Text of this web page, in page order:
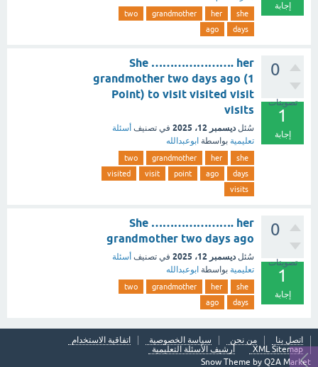
إجابة
she
her
grandmother
two
days
ago
0
تصويتات
1
إجابة
She …………………. her
grandmother two days ago (1
Point) to visit visited visit
visits
سُئل ديسمبر 12، 2025 في تصنيف أسئلة
تعليمية بواسطة ابوعبدالله
she
her
grandmother
two
days
ago
point
visit
visited
visits
0
تصويتات
1
إجابة
She …………………. her
grandmother two days ago
سُئل ديسمبر 12، 2025 في تصنيف أسئلة
تعليمية بواسطة ابوعبدالله
she
her
grandmother
two
days
ago
اتصل بنا من نحن سياسة الخصوصية
اتفاقية الاستخدام
XML Sitemap
أرشيف الأسئلة التعليمية
Snow Theme by Q2A Market